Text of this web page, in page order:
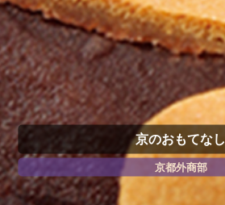
京のおもてなし
京都外商部